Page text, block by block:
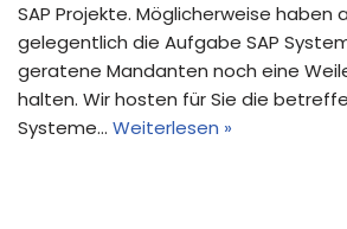
SAP Projekte. Möglicherweise haben
gelegentlich die Aufgabe SAP
geratene Mandanten noch eine
halten. Wir hosten für Sie die
Systeme… Weiterlesen »